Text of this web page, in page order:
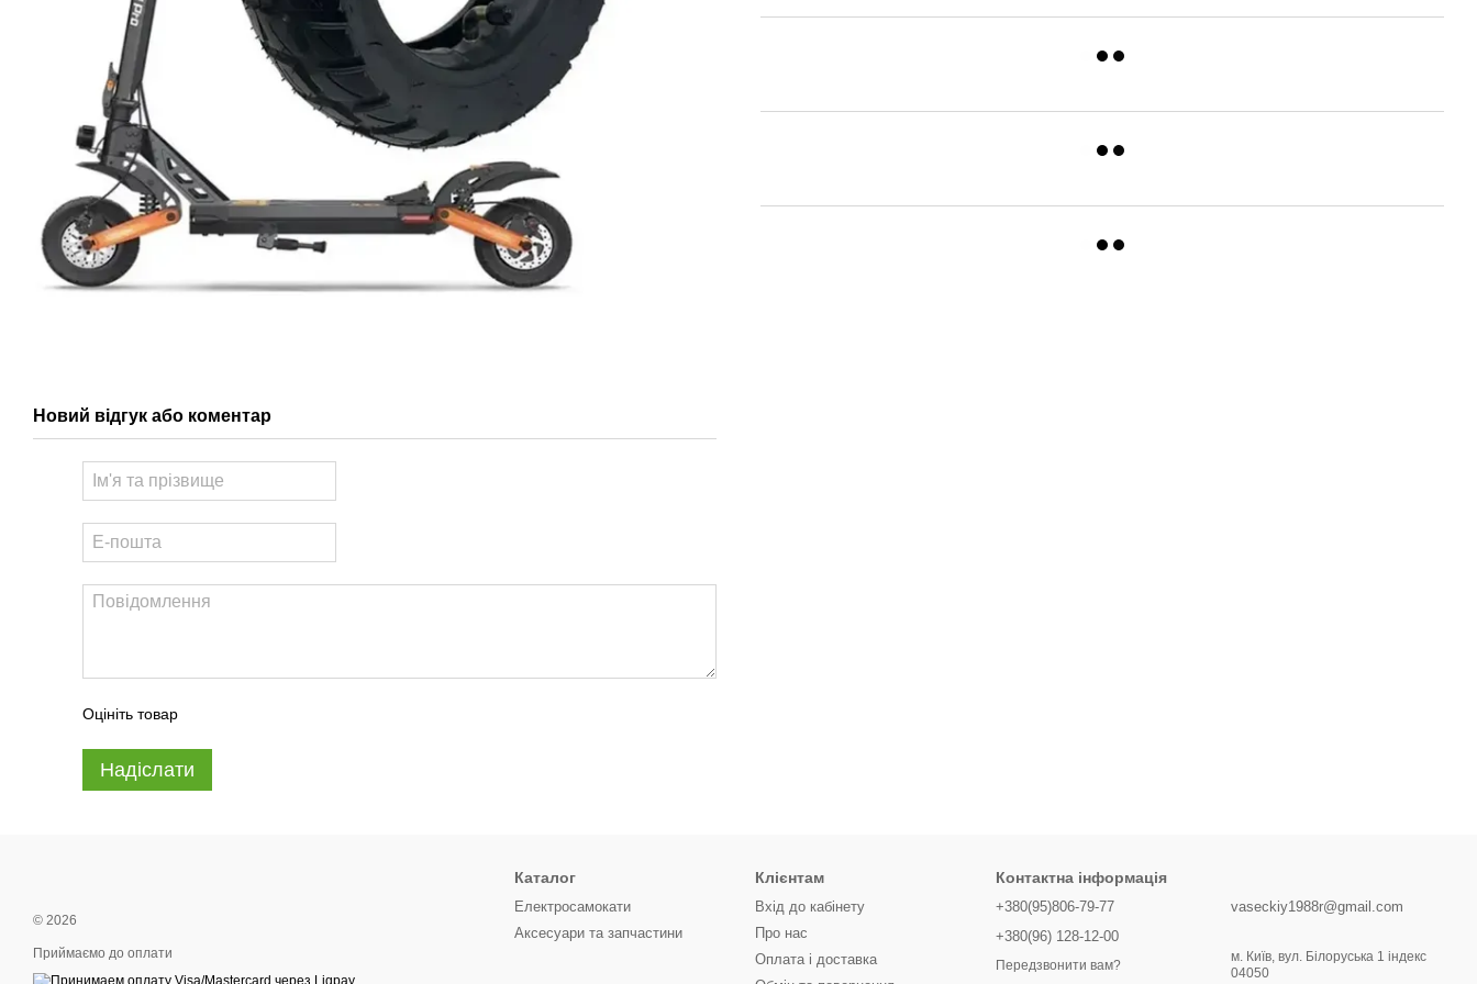
Новий відгук або коментар
Оцініть товар
Надіслати
© 2026
Приймаємо до оплати
Каталог
Електросамокати
Аксесуари та запчастини
Клієнтам
Вхід до кабінету
Про нас
Оплата і доставка
Контактна інформація
+380(95)806-79-77
+380(96) 128-12-00
Передзвонити вам?
vaseckiy1988r@gmail.com
м. Київ, вул. Білоруська 1 індекс
04050